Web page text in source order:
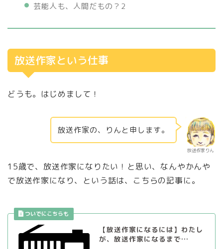
芸能人も、人間だもの？2
放送作家という仕事
どうも。はじめまして！
放送作家りん
放送作家の、りんと申します。
15歳で、放送作家になりたい！と思い、なんやかんや
で放送作家になり、という話は、こちらの記事に。
【放送作家になるには】わたし
が、放送作家になるまで…